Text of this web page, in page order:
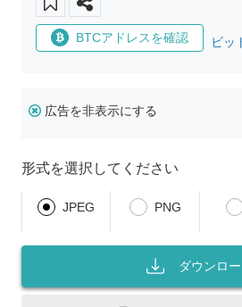
BTCアドレスを確認 ビッ
広告を非表示にする
形式を選択してください
JPEG PNG
ダウンロ